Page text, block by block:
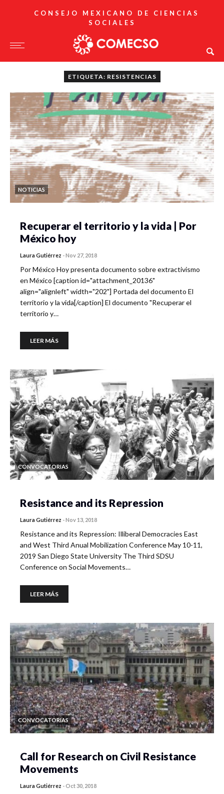
CONSEJO MEXICANO DE CIENCIAS
SOCIALES
ETIQUETA: RESISTENCIAS
NOTICIAS
Recuperar el territorio y la vida | Por
México hoy
Laura Gutiérrez -Nov 27, 2018
Por México Hoy presenta documento sobre extractivismo
en México [caption id="attachment_20136"
align="alignleft" width="202"] Portada del documento El
territorio y la vida[/caption] El documento "Recuperar el
territorio y…
LEER MÁS
CONVOCATORIAS
Resistance and its Repression
Laura Gutiérrez -Nov 13, 2018
Resistance and its Repression: Illiberal Democracies East
and West Third Anual Mobilization Conference May 10-11,
2019 San Diego State University The Third SDSU
Conference on Social Movements…
LEER MÁS
CONVOCATORIAS
Call for Research on Civil Resistance
Movements
Laura Gutiérrez -Oct 30, 2018